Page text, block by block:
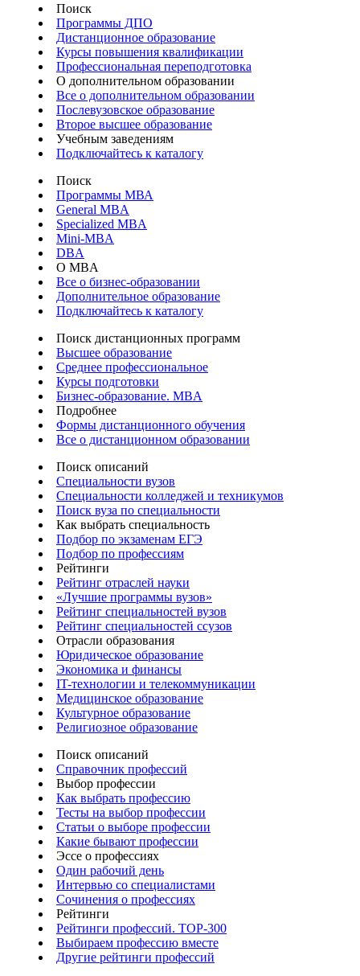
Поиск
Программы ДПО
Дистанционное образование
Курсы повышения квалификации
Профессиональная переподготовка
О дополнительном образовании
Все о дополнительном образовании
Послевузовское образование
Второе высшее образование
Учебным заведениям
Подключайтесь к каталогу
Поиск
Программы МВА
General MBA
Specialized MBA
Mini-MBA
DBA
О MBA
Все о бизнес-образовании
Дополнительное образование
Подключайтесь к каталогу
Поиск дистанционных программ
Высшее образование
Среднее профессиональное
Курсы подготовки
Бизнес-образование. MBA
Подробнее
Формы дистанционного обучения
Все о дистанционном образовании
Поиск описаний
Специальности вузов
Специальности колледжей и техникумов
Поиск вуза по специальности
Как выбрать специальность
Подбор по экзаменам ЕГЭ
Подбор по профессиям
Рейтинги
Рейтинг отраслей науки
«Лучшие программы вузов»
Рейтинг специальностей вузов
Рейтинг специальностей ссузов
Отрасли образования
Юридическое образование
Экономика и финансы
IT-технологии и телекоммуникации
Медицинское образование
Культурное образование
Религиозное образование
Поиск описаний
Справочник профессий
Выбор профессии
Как выбрать профессию
Тесты на выбор профессии
Статьи о выборе профессии
Какие бывают профессии
Эссе о профессиях
Один рабочий день
Интервью со специалистами
Сочинения о профессиях
Рейтинги
Рейтинги профессий. TOP-300
Выбираем профессию вместе
Другие рейтинги профессий